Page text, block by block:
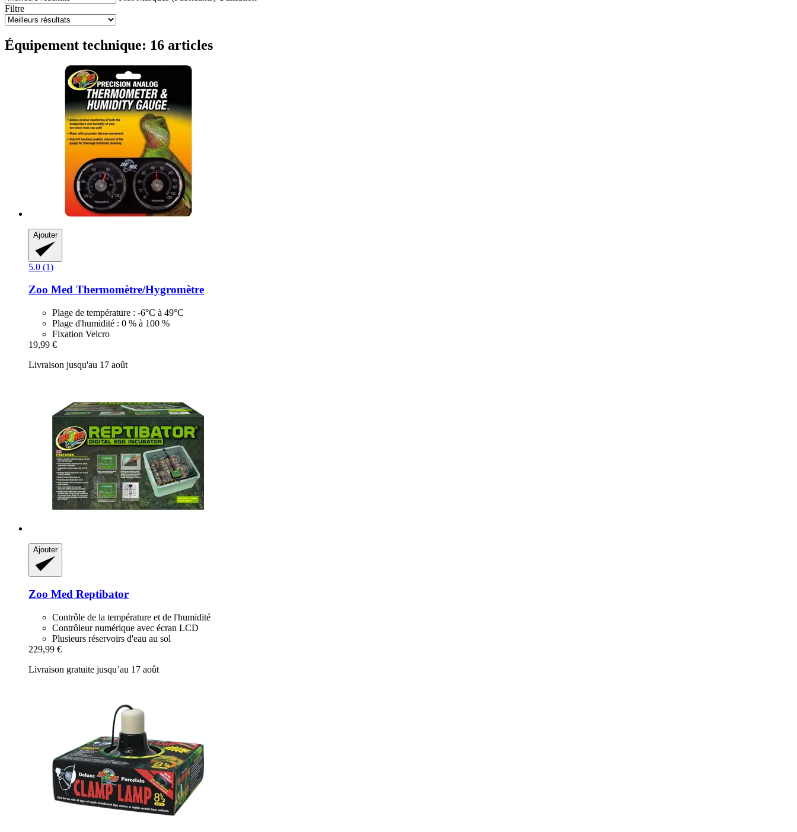
Filtre
Équipement technique: 16 articles
Ajouter
5.0 (1)
Zoo Med Thermomètre/Hygromètre
Plage de température : -6°C à 49°C
Plage d'humidité : 0 % à 100 %
Fixation Velcro
19,99 €
Livraison jusqu'au 17 août
Ajouter
Zoo Med Reptibator
Contrôle de la température et de l'humidité
Contrôleur numérique avec écran LCD
Plusieurs réservoirs d'eau au sol
229,99 €
Livraison gratuite jusqu’au 17 août